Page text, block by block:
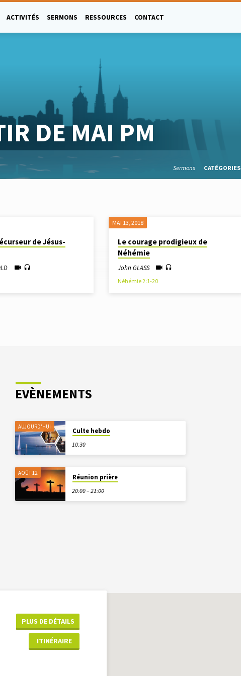
ACTIVITÉS SERMONS RESSOURCES CONTACT
DE MAI PM
Sermons CATÉGORIES
de Jésus-
MAI 13, 2018
Le courage prodigieux de
Néhémie
John GLASS
Néhémie 2:1-20
EVÈNEMENTS
AUJOURD'HUI
Culte hebdo
10:30
AOÛT 12
Réunion prière
20:00 – 21:00
PLUS DE DÉTAILS
ITINÉRAIRE